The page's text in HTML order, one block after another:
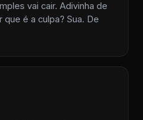
vai cair. Adivinha de
é a culpa? Sua. De